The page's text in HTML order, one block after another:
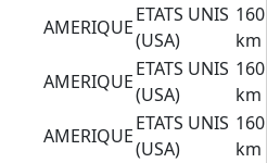
AMERIQUE
ETATS UNIS
(USA)
160
km
AMERIQUE
ETATS UNIS
(USA)
160
km
AMERIQUE
ETATS UNIS
(USA)
160
km